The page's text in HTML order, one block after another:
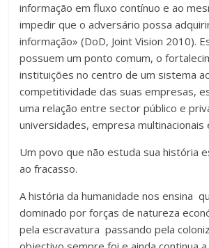
informação em fluxo contínuo e ao
impedir que o adversário possa
informação» (DoD, Joint Vision 2010).
possuem um ponto comum, o
instituições no centro de um sistema
competitividade das suas empresas,
uma relação entre sector público e
universidades, empresa multinacionais
Um povo que não estuda sua história
ao fracasso.
A história da humanidade nos ensina
dominado por forças de natureza
pela escravatura passando pela